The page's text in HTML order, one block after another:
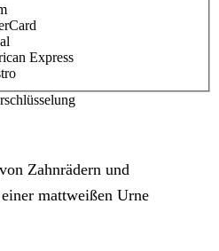
Zahnrädern und
mattweißen Urne